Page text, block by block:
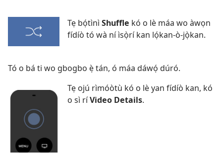
Tẹ bọ́tìnì Shuffle kó o lè máa wo àwọn
fídíò tó wà ní ìsọ̀rí kan lọ́kan-ò-jọ̀kan.
Tó o bá ti wo gbogbo ẹ̀ tán, ó máa dáwọ́ dúró.
Tẹ ojú rìmóòtù kó o lè yan fídíò kan, kó
o sì ríVideo Details.